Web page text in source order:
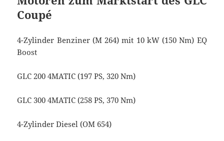
Coupé
4-Zylinder Benziner (M 264) mit 10 kW (150 Nm) EQ
Boost
GLC 200 4MATIC (197 PS, 320 Nm)
GLC 300 4MATIC (258 PS, 370 Nm)
4-Zylinder Diesel (OM 654)